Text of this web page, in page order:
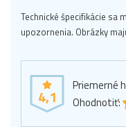
Technické špecifikácie sa
upozornenia. Obrázky
4,1
Priemerné
Ohodnotiť: